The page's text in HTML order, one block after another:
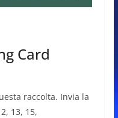
Card
raccolta. Invia la
13, 15,